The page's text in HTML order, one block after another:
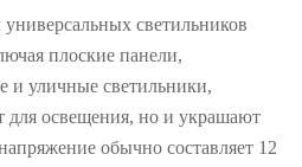
светильников
плоские панели,
и уличные светильники,
для освещения, но и украшают
обычно составляет 12